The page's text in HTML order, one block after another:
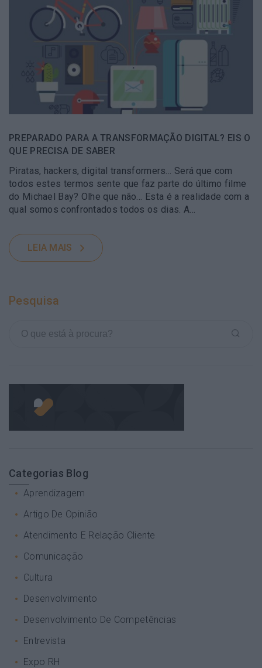
PREPARADO PARA A TRANSFORMAÇÃO DIGITAL? EIS O
QUE PRECISA DE SABER
Piratas, hackers, digital transformers… Será que com
todos estes termos sente que faz parte do último filme
do Michael Bay? Olhe que não… Esta é a realidade com a
qual somos confrontados todos os dias. A…
LEIA MAIS
Pesquisa
Categorias Blog
Aprendizagem
Artigo De Opinião
Atendimento E Relação Cliente
Comunicação
Cultura
Desenvolvimento
Desenvolvimento De Competências
Entrevista
Expo RH